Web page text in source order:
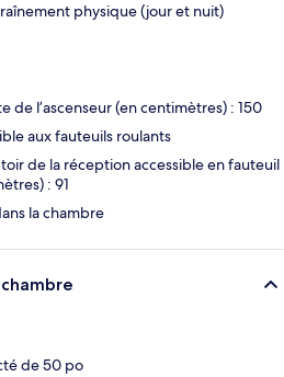
physique (jour et nuit)
de l’ascenseur (en centimètres) : 150
aux fauteuils roulants
de la réception accessible en fauteuil
: 91
la chambre
de 50 po